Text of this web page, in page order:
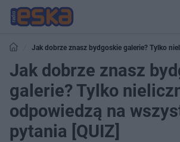
Jak dobrze znasz bydgoskie galerie? Tylko
wszystkie pytania [QUIZ]
Jak dobrze znasz
galerie? Tylko
odpowiedzą na
pytania [QUIZ]